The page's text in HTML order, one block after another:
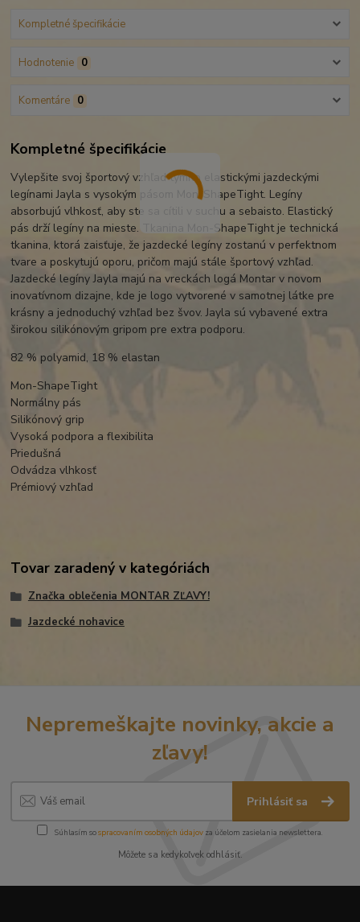
Kompletné špecifikácie
Hodnotenie 0
Komentáre 0
Kompletné špecifikácie
Vylepšite svoj športový vzhľad týmito elastickými jazdeckými
legínami Jayla s vysokým pásom Mon-ShapeTight. Legíny
absorbujú vlhkosť, aby ste sa cítili v suchu a sebaisto. Elastický
pás drží legíny na mieste. Tkanina Mon-ShapeTight je technická
tkanina, ktorá zaisťuje, že jazdecké legíny zostanú v perfektnom
tvare a poskytujú oporu, pričom majú stále športový vzhľad.
Jazdecké legíny Jayla majú na vreckách logá Montar v novom
inovatívnom dizajne, kde je logo vytvorené v samotnej látke pre
krásny a jednoduchý vzhľad bez švov. Jayla sú vybavené extra
širokou silikónovým gripom pre extra podporu.
82 % polyamid, 18 % elastan
Mon-ShapeTight
Normálny pás
Silikónový grip
Vysoká podpora a flexibilita
Priedušná
Odvádza vlhkosť
Prémiový vzhľad
Tovar zaradený v kategóriách
Značka oblečenia MONTAR ZĽAVY!
Jazdecké nohavice
Nepremeškajte novinky, akcie a
zľavy!
Prihlásiť sa
Súhlasím sospracovaním osobných údajov za účelom zasielania newslettera.
Môžete sa kedykoľvek odhlásiť.